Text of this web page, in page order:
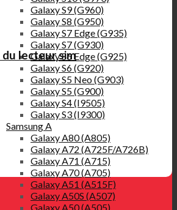
Galaxy S9 (G960)
Galaxy S8 (G950)
Galaxy S7 Edge (G935)
Galaxy S7 (G930)
Galaxy S6 Edge (G925)
Galaxy S6 (G920)
Galaxy S5 Neo (G903)
Galaxy S5 (G900)
Galaxy S4 (I9505)
Galaxy S3 (I9300)
Samsung A
Galaxy A80 (A805)
Galaxy A72 (A725F/A726B)
Galaxy A71 (A715)
Galaxy A70 (A705)
Galaxy A51 (A515F)
Galaxy A50S (A507)
Galaxy A50 (A505)
lecteur sim